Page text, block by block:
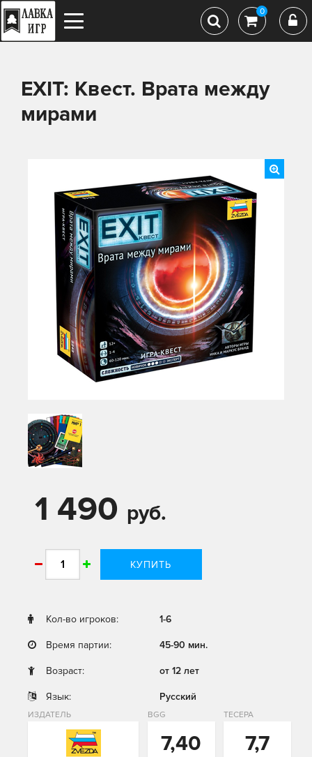
0
EXIT: Квест. Врата между
мирами
1 490 руб.
КУПИТЬ
Кол-во игроков: 1-6
Время партии: 45-90 мин.
Возраст: от 12 лет
Язык: Русский
ИЗДАТЕЛЬ BGG
7,40
ТЕСЕРА
7,7